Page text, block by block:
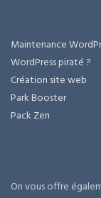
Maintenance
WordPress piraté ?
Création site web
Park Booster
Pack Zen
On vous offre